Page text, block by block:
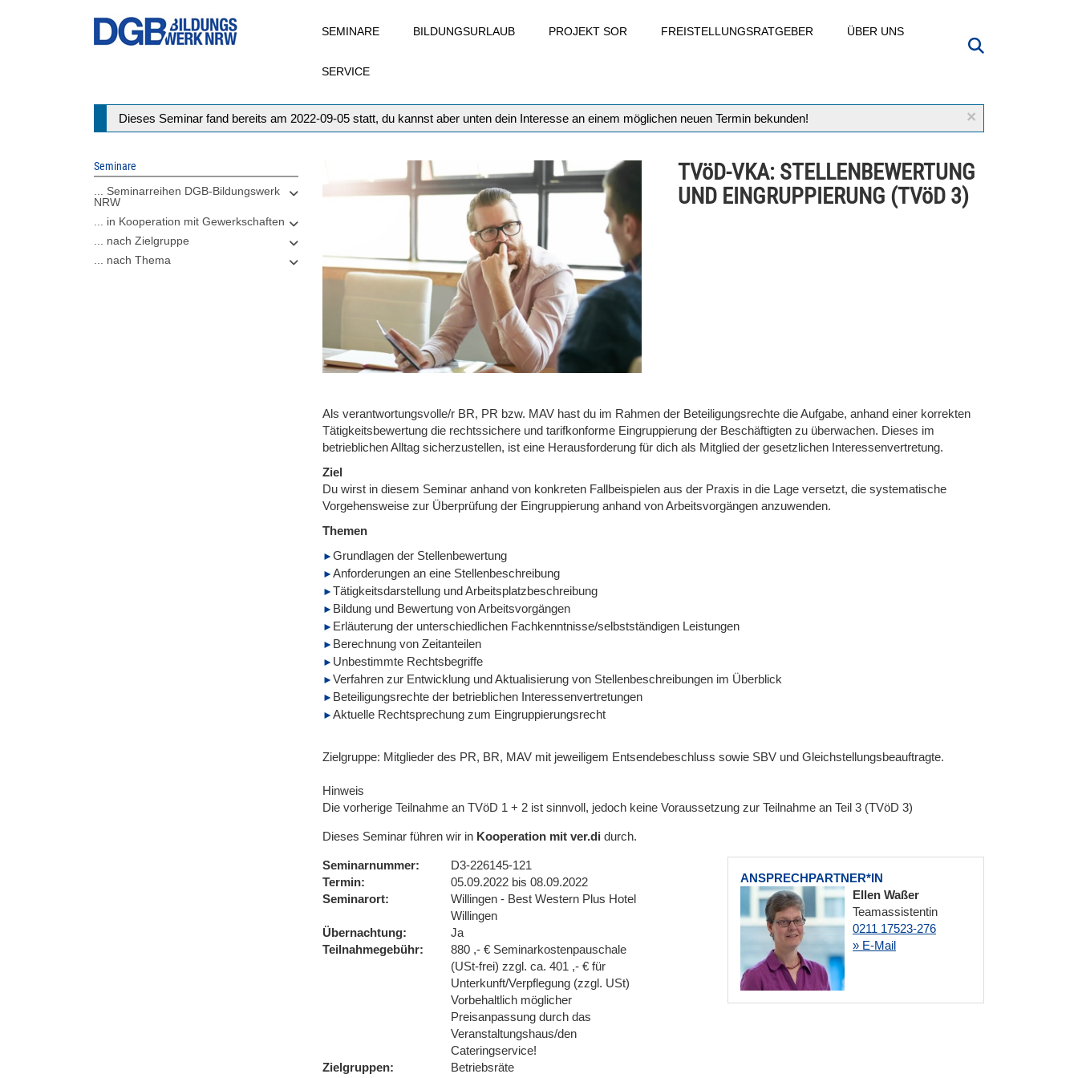
SEMINARE BILDUNGSURLAUB PROJEKT SOR FREISTELLUNGSRATGEBER ÜBER UNS
SERVICE
×
Statusmeldung
Dieses Seminar fand bereits am 2022-09-05 statt, du kannst aber unten dein Interesse an einem möglichen neuen Termin bekunden!
Seminare
... Seminarreihen DGB-Bildungswerk
NRW
... in Kooperation mit Gewerkschaften
... nach Zielgruppe
... nach Thema
TVöD-VKA: STELLENBEWERTUNG
UND EINGRUPPIERUNG (TVöD 3)
Als verantwortungsvolle/r BR, PR bzw. MAV hast du im Rahmen der Beteiligungsrechte die Aufgabe, anhand einer korrekten
Tätigkeitsbewertung die rechtssichere und tarifkonforme Eingruppierung der Beschäftigten zu überwachen. Dieses im
betrieblichen Alltag sicherzustellen, ist eine Herausforderung für dich als Mitglied der gesetzlichen Interessenvertretung.
Ziel
Du wirst in diesem Seminar anhand von konkreten Fallbeispielen aus der Praxis in die Lage versetzt, die systematische
Vorgehensweise zur Überprüfung der Eingruppierung anhand von Arbeitsvorgängen anzuwenden.
Themen
Grundlagen der Stellenbewertung
Anforderungen an eine Stellenbeschreibung
Tätigkeitsdarstellung und Arbeitsplatzbeschreibung
Bildung und Bewertung von Arbeitsvorgängen
Erläuterung der unterschiedlichen Fachkenntnisse/selbstständigen Leistungen
Berechnung von Zeitanteilen
Unbestimmte Rechtsbegriffe
Verfahren zur Entwicklung und Aktualisierung von Stellenbeschreibungen im Überblick
Beteiligungsrechte der betrieblichen Interessenvertretungen
Aktuelle Rechtsprechung zum Eingruppierungsrecht
Zielgruppe: Mitglieder des PR, BR, MAV mit jeweiligem Entsendebeschluss sowie SBV und Gleichstellungsbeauftragte.
Hinweis
Die vorherige Teilnahme an TVöD 1 + 2 ist sinnvoll, jedoch keine Voraussetzung zur Teilnahme an Teil 3 (TVöD 3)
Dieses Seminar führen wir in Kooperation mit ver.di durch.
ANSPRECHPARTNER*IN
Ellen Waßer
Teamassistentin
0211 17523-276
» E-Mail
Seminarnummer
D3-226145-121
Termin
05.09.2022 bis 08.09.2022
Seminarort
Willingen - Best Western Plus Hotel
Willingen
Übernachtung
Ja
Teilnahmegebühr
880 ,- € Seminarkostenpauschale
(USt-frei) zzgl. ca. 401 ,- € für
Unterkunft/Verpflegung (zzgl. USt)
Vorbehaltlich möglicher
Preisanpassung durch das
Veranstaltungshaus/den
Cateringservice!
Zielgruppen
Betriebsräte